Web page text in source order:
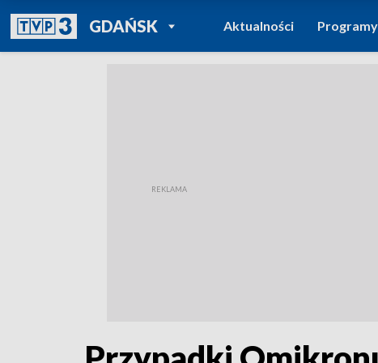
GDAŃSKPOWRÓT DO
TVP REGIONY
Aktualności Programy